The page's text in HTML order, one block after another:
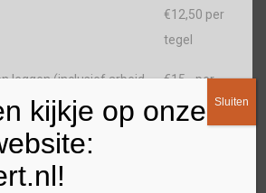
€12,50 per
tegel
leggen (inclusief arbeid
€15,- per
tegel
legservice)
kijkje op onze
Sluiten